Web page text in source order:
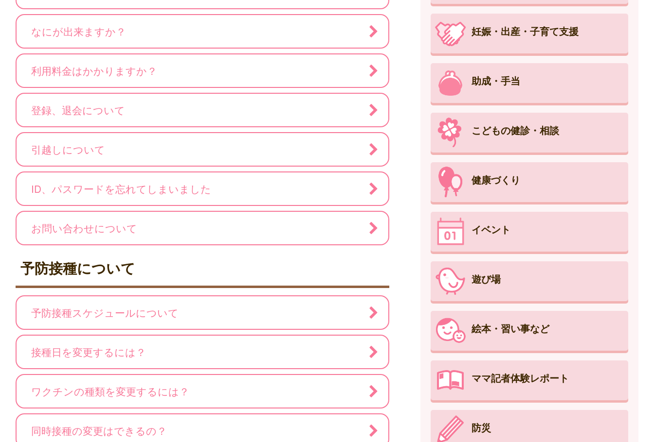
なにが出来ますか？
利用料金はかかりますか？
登録、退会について
引越しについて
ID、パスワードを忘れてしまいました
お問い合わせについて
予防接種について
予防接種スケジュールについて
接種日を変更するには？
ワクチンの種類を変更するには？
同時接種の変更はできるの？
妊娠・出産・子育て支援
助成・手当
こどもの健診・相談
健康づくり
イベント
遊び場
絵本・習い事など
ママ記者体験レポート
防災